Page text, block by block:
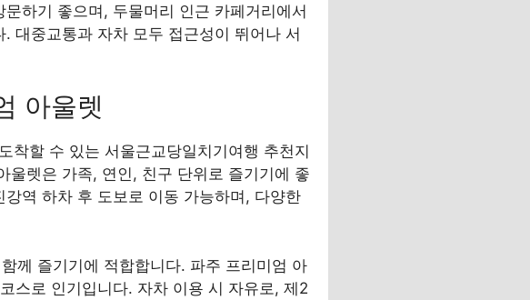
하기 좋으며, 두물머리 인근 카페거리에서
대중교통과 자차 모두 접근성이 뛰어나 서
아울렛
착할 수 있는 서울근교당일치기여행 추천지
울렛은 가족, 연인, 친구 단위로 즐기기에 좋
역 하차 후 도보로 이동 가능하며, 다양한
께 즐기기에 적합합니다. 파주 프리미엄 아
스로 인기입니다. 자차 이용 시 자유로, 제2